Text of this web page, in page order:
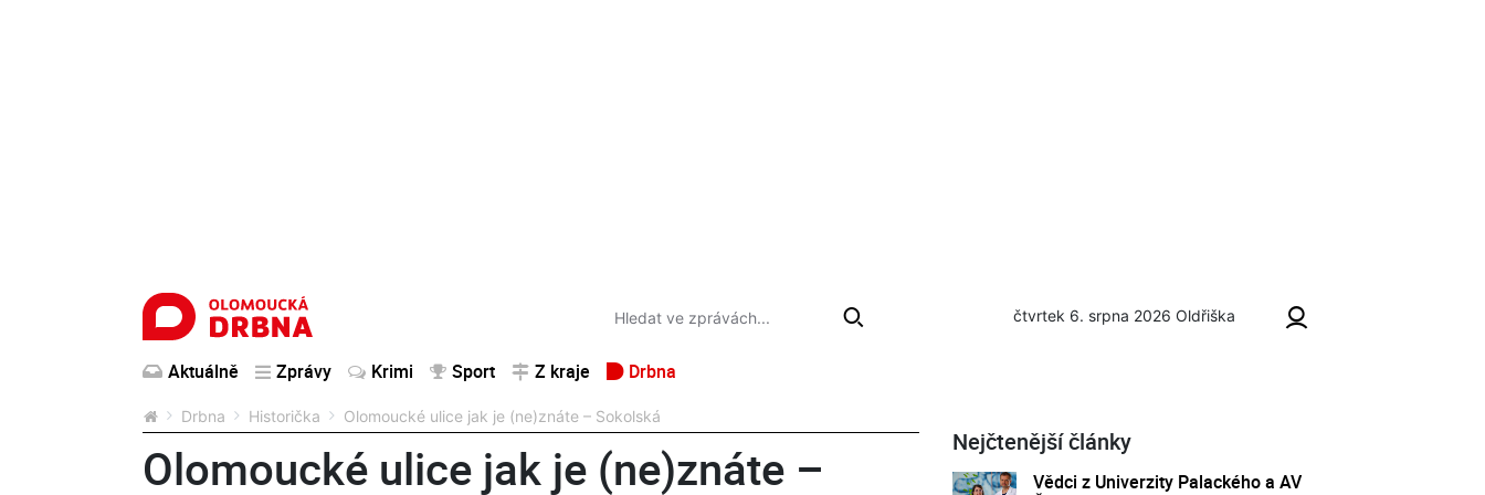
čtvrtek 6. srpna 2026 Oldřiška
Aktuálně Zprávy Krimi Sport Z kraje Drbna
Drbna Historička Olomoucké ulice jak je (ne)znáte – Sokolská
Olomoucké ulice jak je (ne)znáte –
Nejčtenější články
Vědci z Univerzity Palackého a AV